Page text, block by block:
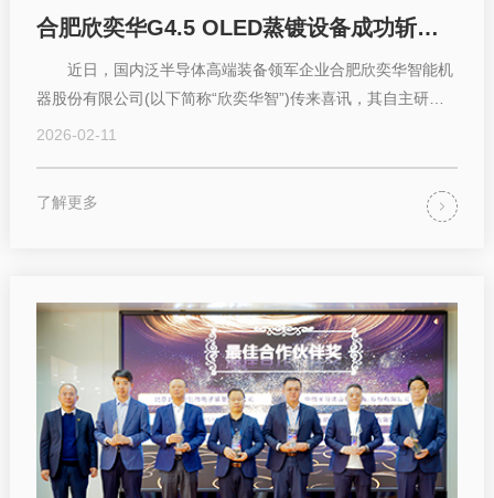
合肥欣奕华G4.5 OLED蒸镀设备成功斩获面板头部客户数亿元订单国产装备再破局
近日，国内泛半导体高端装备领军企业合肥欣奕华智能机
器股份有限公司(以下简称“欣奕华智”)传来喜讯，其自主研发
的OLED蒸镀设备成功斩获面板头部客户...
2026-02-11
了解更多